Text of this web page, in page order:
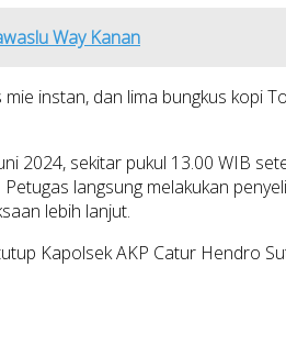
Way Kanan
instan, dan lima bungkus kopi
2024, sekitar pukul 13.00 WIB
langsung melakukan
lebih lanjut.
Kapolsek AKP Catur Hendro